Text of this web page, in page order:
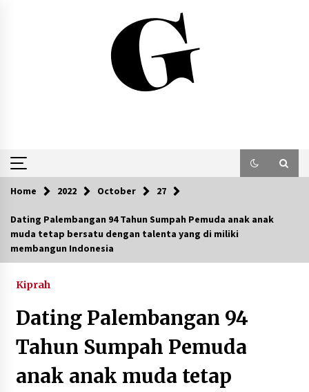
Home 2022 October 27
Dating Palembangan 94 Tahun Sumpah Pemuda anak anak
muda tetap bersatu dengan talenta yang di miliki
membangun Indonesia
Kiprah
Dating Palembangan 94
Tahun Sumpah Pemuda
anak anak muda tetap